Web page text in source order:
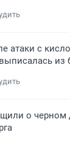
атаки с
из
о черном